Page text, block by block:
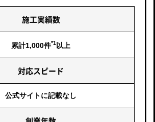
施工実績数
累計1,000件*1 以上
対応スピード
公式サイトに記載なし